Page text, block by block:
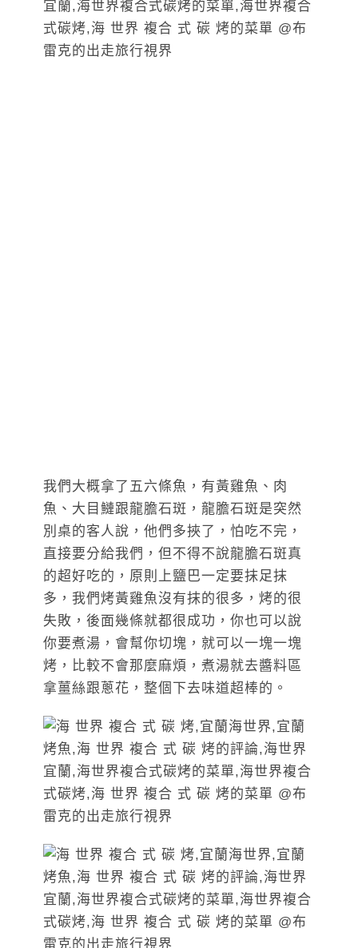
我們大概拿了五六條魚，有黃雞魚、肉
魚、大目鰱跟龍膽石斑，龍膽石斑是突然
別桌的客人說，他們多挾了，怕吃不完，
直接要分給我們，但不得不說龍膽石斑真
的超好吃的，原則上鹽巴一定要抹足抹
多，我們烤黃雞魚沒有抹的很多，烤的很
失敗，後面幾條就都很成功，你也可以說
你要煮湯，會幫你切塊，就可以一塊一塊
烤，比較不會那麼麻煩，煮湯就去醬料區
拿薑絲跟蔥花，整個下去味道超棒的。